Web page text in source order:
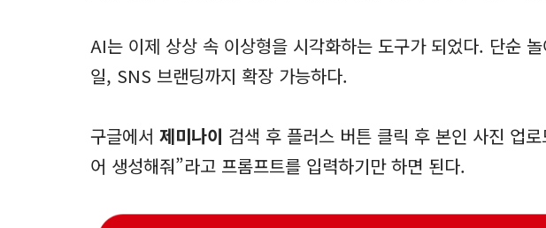
AI는 이제 상상 속 이상형을 시각화하는 도구가 되었다. 단순
일, SNS 브랜딩까지 확장 가능하다.
구글에서 제미나이 검색 후 플러스 버튼 클릭 후 본인 사진 업
어 생성해줘”라고 프롬프트를 입력하기만 하면 된다.